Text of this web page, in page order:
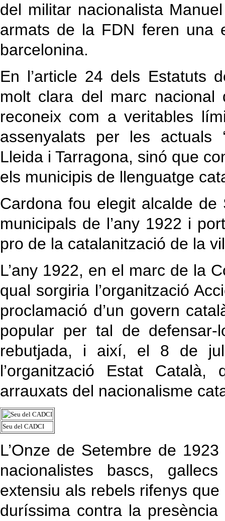
del militar nacionalista
armats de la FDN feren una
barcelonina.
En l’article 24 dels Estatuts
molt clara del marc
reconeix com a veritables
assenyalats per les actuals
Lleida i Tarragona, sinó que
els municipis de llenguatge
Cardona fou elegit alcalde
municipals de l’any 1922 i
pro de la catalanització de la
L’any 1922, en el marc de la
qual sorgiria l’organització
proclamació d’un govern
popular per tal de
rebutjada, i així, el 8 de
l’organització Estat
arrauxats del nacionalisme
Seu del CADCI
L’Onze de Setembre de
nacionalistes bascs,
extensiu als rebels rifenys
duríssima contra la presència